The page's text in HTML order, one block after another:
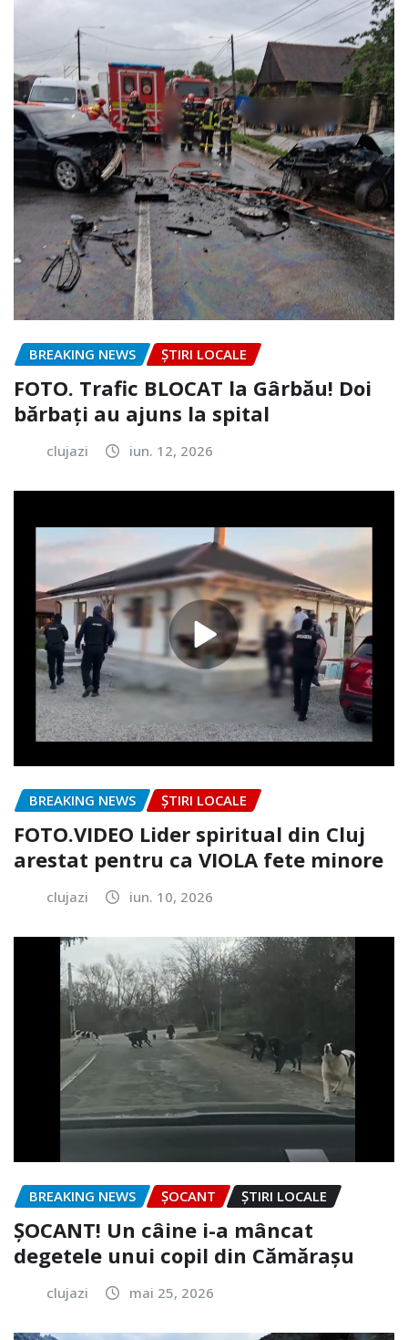
BREAKING NEWS ȘTIRI LOCALE
FOTO. Trafic BLOCAT la Gârbău! Doi
bărbați au ajuns la spital
clujazi iun. 12, 2026
BREAKING NEWS ȘTIRI LOCALE
FOTO.VIDEO Lider spiritual din Cluj
arestat pentru ca VIOLA fete minore
clujazi iun. 10, 2026
BREAKING NEWS ȘOCANT ȘTIRI LOCALE
ȘOCANT! Un câine i-a mâncat
degetele unui copil din Cămărașu
clujazi mai 25, 2026